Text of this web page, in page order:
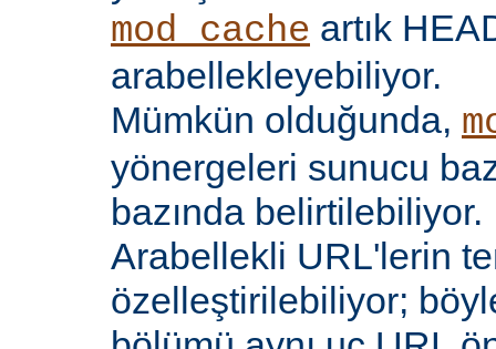
mod_cache artık
arabellekleyebiliyor.
Mümkün olduğunda,
yönergeleri sunucu
bazında belirtilebiliyor.
Arabellekli URL'lerin
özelleştirilebiliyor;